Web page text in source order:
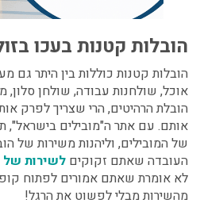
הובלות קטנות בעכו
הובלות קטנות כוללות בין היתר גם
אוכל, שולחנות עבודה, שולחן סלון,
הובלת הרהיטים, הרי שצריך לפרק
אותם. עם אתר ה"מובילים בישראל",
של המובילים, וליהנות משירות של
העובדה שאתם זקוקים לשירות של
לא אומרת שאתם אמורים לפתוח
מהשירות מבלי לפשוט את הרגל!